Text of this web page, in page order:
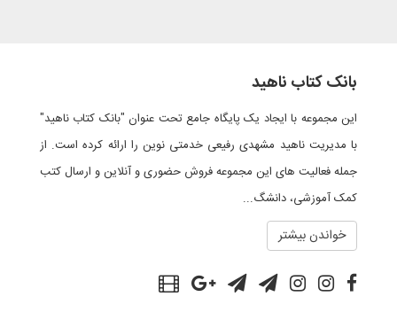
بانک کتاب ناهید
این مجموعه با ایجاد یک پایگاه جامع تحت عنوان "بانک کتاب ناهید"
با مدیریت ناهید مشهدی رفیعی خدمتی نوین را ارائه کرده است. از
جمله فعالیت های این مجموعه فروش حضوری و آنلاین و ارسال کتب
کمک آموزشی، دانشگ...
خواندن بیشتر